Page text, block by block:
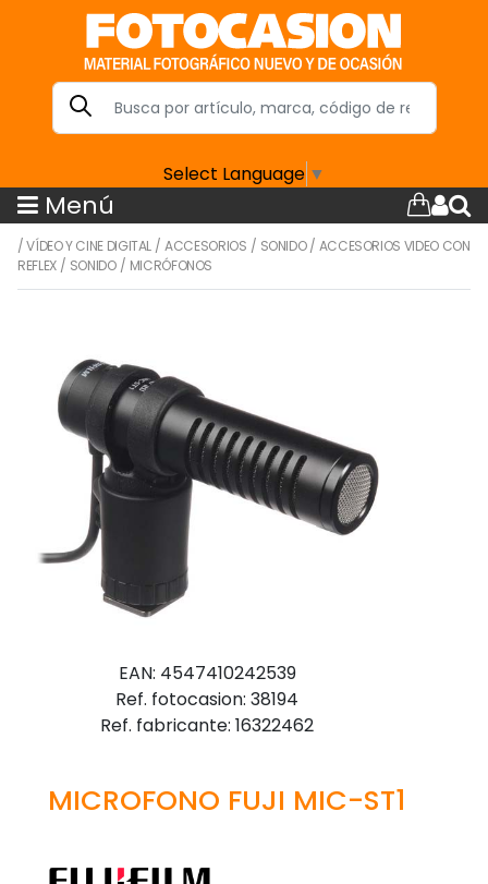
Select Language ▼
Menú
/VÍDEO Y CINE DIGITAL /ACCESORIOS / SONIDO / ACCESORIOS VIDEO CON
REFLEX/ SONIDO/ MICRÓFONOS
EAN: 4547410242539
Ref. fotocasion: 38194
Ref. fabricante: 16322462
MICROFONO FUJI MIC-ST1